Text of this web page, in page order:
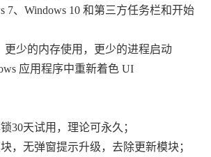
7、Windows 10 和第三方任务栏和开始
更少的内存使用，更少的进程启动
应用程序中重新着色 UI
30天试用，理论可永久；
，无弹窗提示升级，去除更新模块；